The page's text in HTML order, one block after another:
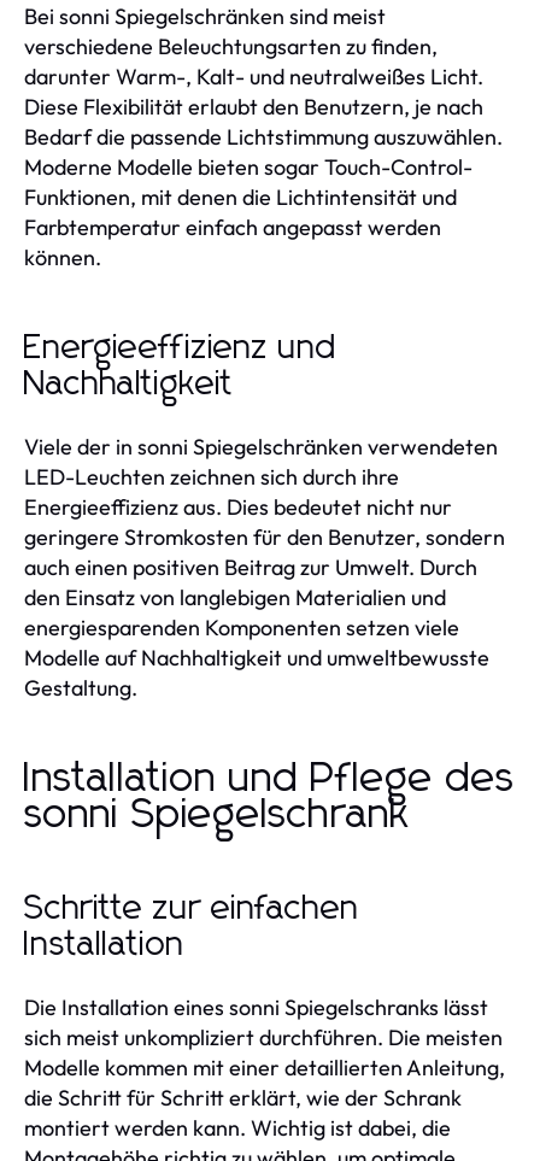
Bei sonni Spiegelschränken sind meist
verschiedene Beleuchtungsarten zu finden,
darunter Warm-, Kalt- und neutralweißes Licht.
Diese Flexibilität erlaubt den Benutzern, je nach
Bedarf die passende Lichtstimmung auszuwählen.
Moderne Modelle bieten sogar Touch-Control-
Funktionen, mit denen die Lichtintensität und
Farbtemperatur einfach angepasst werden
können.
Energieeffizienz und
Nachhaltigkeit
Viele der in sonni Spiegelschränken verwendeten
LED-Leuchten zeichnen sich durch ihre
Energieeffizienz aus. Dies bedeutet nicht nur
geringere Stromkosten für den Benutzer, sondern
auch einen positiven Beitrag zur Umwelt. Durch
den Einsatz von langlebigen Materialien und
energiesparenden Komponenten setzen viele
Modelle auf Nachhaltigkeit und umweltbewusste
Gestaltung.
Installation und Pflege des
sonni Spiegelschrank
Schritte zur einfachen
Installation
Die Installation eines sonni Spiegelschranks lässt
sich meist unkompliziert durchführen. Die meisten
Modelle kommen mit einer detaillierten Anleitung,
die Schritt für Schritt erklärt, wie der Schrank
montiert werden kann. Wichtig ist dabei, die